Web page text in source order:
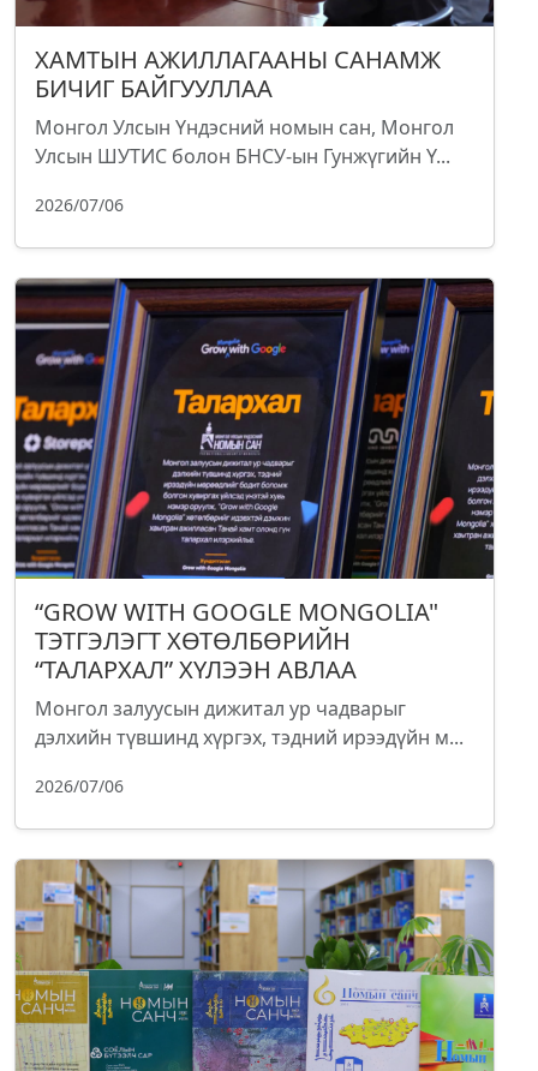
ХАМТЫН АЖИЛЛАГААНЫ САНАМЖ
БИЧИГ БАЙГУУЛЛАА
Монгол Улсын Үндэсний номын сан, Монгол
Улсын ШУТИС болон БНСУ-ын Гунжүгийн Ү...
2026/07/06
“GROW WITH GOOGLE MONGOLIA"
ТЭТГЭЛЭГТ ХӨТӨЛБӨРИЙН
“ТАЛАРХАЛ” ХҮЛЭЭН АВЛАА
Монгол залуусын дижитал ур чадварыг
дэлхийн түвшинд хүргэх, тэдний ирээдүйн м...
2026/07/06